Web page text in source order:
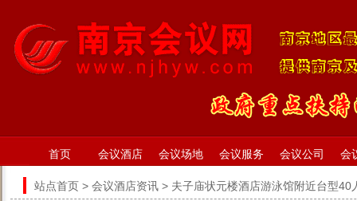
首页 会议酒店 会议场地 会议服务 会议公司 会
站点首页 > 会议酒店资讯 > 夫子庙状元楼酒店游泳馆附近台型40